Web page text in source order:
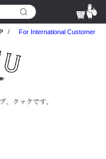
/ For International Customer